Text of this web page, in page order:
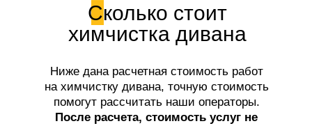
Сколько стоит
химчистка дивана
Ниже дана расчетная стоимость работ
на химчистку дивана, точную стоимость
помогут рассчитать наши операторы.
После расчета, стоимость услуг не